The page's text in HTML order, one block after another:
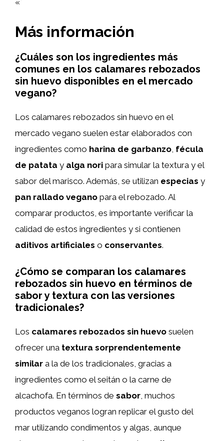
«`
Más información
¿Cuáles son los ingredientes más
comunes en los calamares rebozados
sin huevo disponibles en el mercado
vegano?
Los calamares rebozados sin huevo en el
mercado vegano suelen estar elaborados con
ingredientes como harina de garbanzo fécula
de patata y alga nori para simular la textura y el
sabor del marisco. Además, se utilizan especias y
pan rallado vegano para el rebozado. Al
comparar productos, es importante verificar la
calidad de estos ingredientes y si contienen
aditivos artificiales o conservantes.
¿Cómo se comparan los calamares
rebozados sin huevo en términos de
sabor y textura con las versiones
tradicionales?
Los calamares rebozados sin huevo suelen
ofrecer una textura sorprendentemente
similar a la de los tradicionales, gracias a
ingredientes como el seitán o la carne de
alcachofa. En términos de sabor, muchos
productos veganos logran replicar el gusto del
mar utilizando condimentos y algas, aunque